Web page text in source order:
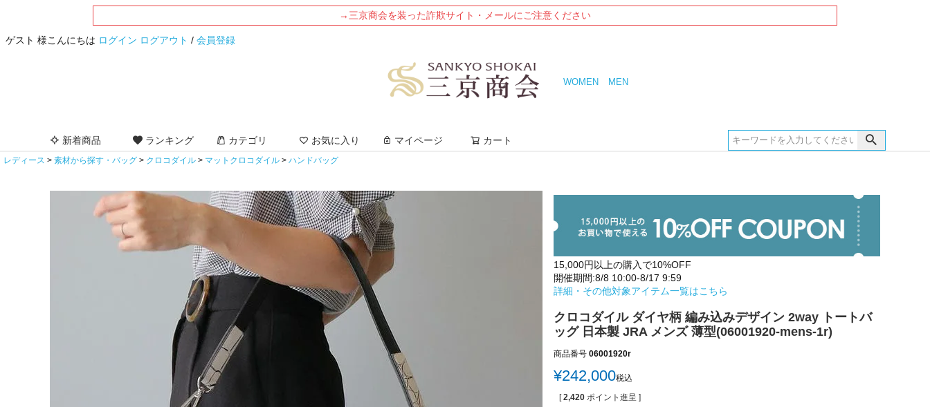
→三京商会を装った詐欺サイト・メールにご注意ください
ゲスト 様こんにちは ログイン ログアウト / 会員登録
WOMEN MEN
新着商品 ランキング カテゴリ お気に入り マイページ カート
レディース 素材から探す・バッグ クロコダイル マットクロコダイル ハンドバッグ
15,000円以上の購入で10%OFF
開催期間:8/8 10:00-8/17 9:59
詳細・その他対象アイテム一覧はこちら
クロコダイル ダイヤ柄 編み込みデザイン 2way トートバ
ッグ 日本製 JRA メンズ 薄型(06001920-mens-1r)
商品番号 06001920r
¥242,000税込
[ 2,420 ポイント進呈 ]